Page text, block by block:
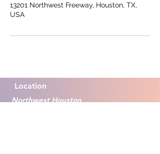
13201 Northwest Freeway, Houston, TX,
USA
Location
Northwest Houston